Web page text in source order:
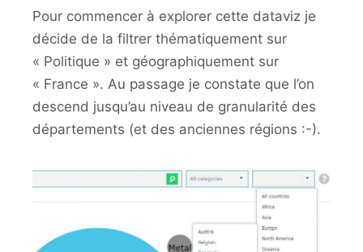
Pour commencer à explorer cette dataviz je
décide de la filtrer thématiquement sur
« Politique » et géographiquement sur
« France ». Au passage je constate que l’on
descend jusqu’au niveau de granularité des
départements (et des anciennes régions :-).